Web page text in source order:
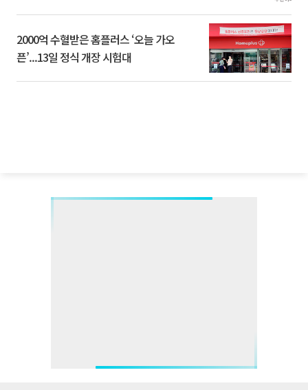
2000억 수혈받은 홈플러스 ‘오늘 가오
픈’...13일 정식 개장 시험대